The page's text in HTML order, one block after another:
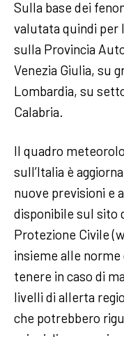
Sulla base dei
valutata quindi per
sulla Provincia
Venezia Giulia, su
Lombardia, su
Calabria.
Il quadro
sull’Italia è
nuove previsioni e
disponibile sul sito
Protezione Civile
insieme alle
tenere in caso di
livelli di allerta
che potrebbero